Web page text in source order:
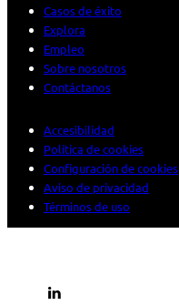
Casos de éxito
Explora
Empleo
Sobre nosotros
Contáctanos
Accesibilidad
Política de cookies
Configuración de cookies
Aviso de privacidad
Términos de uso